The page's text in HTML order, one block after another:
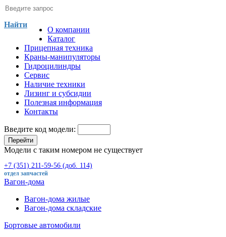
Найти
О компании
Каталог
Прицепная техника
Краны-манипуляторы
Гидроцилиндры
Сервис
Наличие техники
Лизинг и субсидии
Полезная информация
Контакты
Введите код модели:
Перейти
Модели с таким номером не существует
+7 (351) 211-59-56 (доб. 114)
отдел запчастей
Вагон-дома
Вагон-дома жилые
Вагон-дома складские
Бортовые автомобили